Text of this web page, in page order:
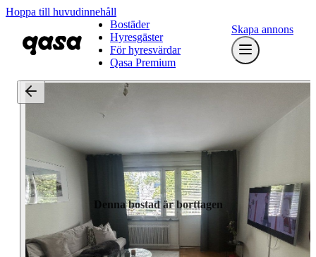
Hoppa till huvudinnehåll
Bostäder
Hyresgäster
För hyresvärdar
Qasa Premium
Skapa annons
Denna bostad är borttagen